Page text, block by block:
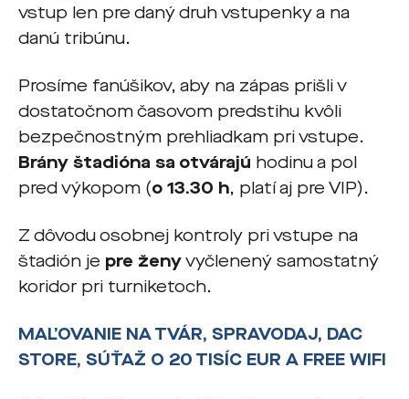
vstup len pre daný druh vstupenky a na
danú tribúnu.
Prosíme fanúšikov, aby na zápas prišli v
dostatočnom časovom predstihu kvôli
bezpečnostným prehliadkam pri vstupe.
Brány štadióna sa otvárajú hodinu a pol
pred výkopom (o 13.30 h, platí aj pre VIP).
Z dôvodu osobnej kontroly pri vstupe na
štadión je pre ženyvyčlenený samostatný
koridor pri turniketoch.
MAĽOVANIE NA TVÁR, SPRAVODAJ, DAC
STORE, SÚŤAŽ O 20 TISÍC EUR A FREE WIFI